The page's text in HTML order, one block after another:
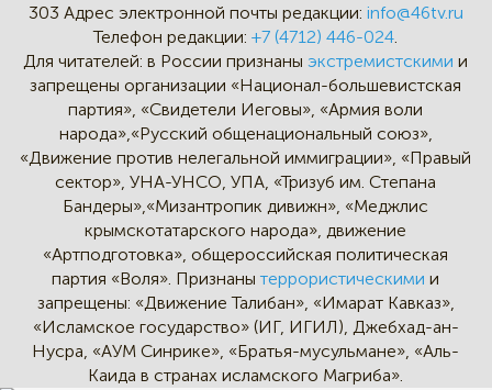
303 Адрес электронной почты редакции: info@46tv.ru
Телефон редакции: +7 (4712) 446-024
Для читателей: в России признаныэкстремистскими и
запрещены организации «Национал-большевистская
партия», «Свидетели Иеговы», «Армия воли
народа»,«Русский общенациональный союз»,
«Движение против нелегальной иммиграции», «Правый
сектор», УНА-УНСО, УПА, «Тризуб им. Степана
Бандеры»,«Мизантропик дивижн», «Меджлис
крымскотатарского народа», движение
«Артподготовка», общероссийская политическая
партия «Воля». Признанытеррористическими и
запрещены: «Движение Талибан», «Имарат Кавказ»,
«Исламское государство» (ИГ, ИГИЛ), Джебхад-ан-
Нусра, «АУМ Синрике», «Братья-мусульмане», «Аль-
Каида в странах исламского Магриба».